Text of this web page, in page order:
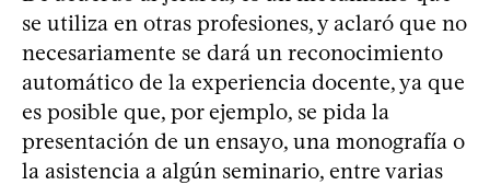
se utiliza en otras profesiones, y aclaró que no
necesariamente se dará un reconocimiento
automático de la experiencia docente, ya que
es posible que, por ejemplo, se pida la
presentación de un ensayo, una monografía o
la asistencia a algún seminario, entre varias